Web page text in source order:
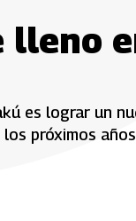
lleno
es lograr un
próximos años